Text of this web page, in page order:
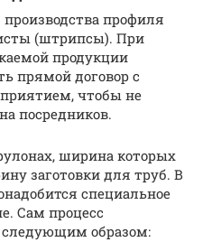
профиля
(штрипсы). При
продукции
прямой договор с
чтобы не
посредников.
ширина которых
заготовки для труб. В
специальное
Сам процесс
образом: